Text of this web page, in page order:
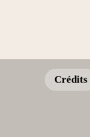
Crédits